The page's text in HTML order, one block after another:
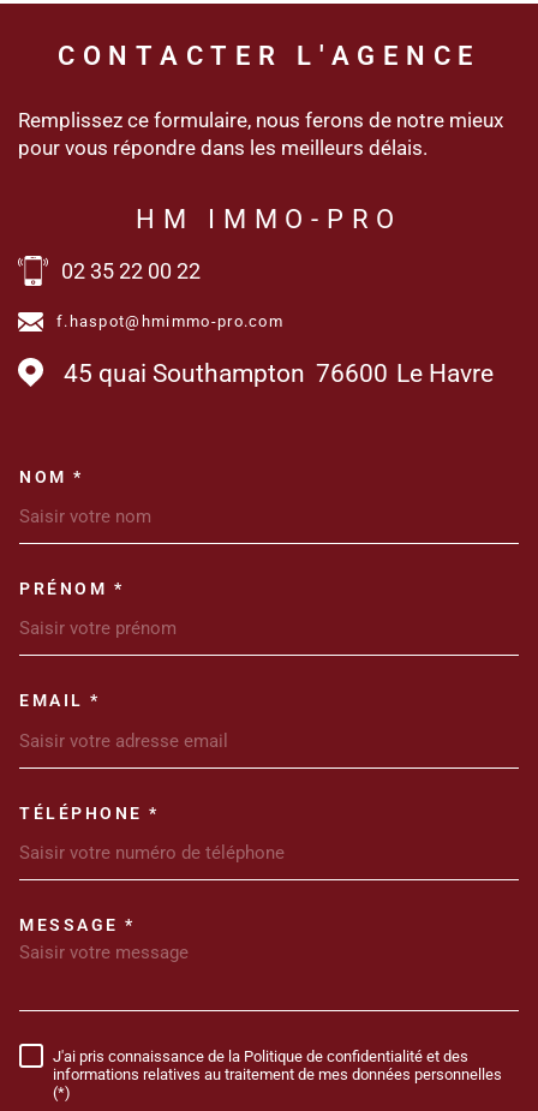
CONTACTER L'AGENCE
Remplissez ce formulaire, nous ferons de notre mieux
pour vous répondre dans les meilleurs délais.
HM IMMO-PRO
02 35 22 00 22
f.haspot@hmimmo-pro.com
45 quai Southampton 76600 Le Havre
NOM *
PRÉNOM *
EMAIL *
TÉLÉPHONE *
TRAD_MELTEM_VOREDEMANDE
MESSAGE *
RÈGLEMENTATION
J'ai pris connaissance de la Politique de confidentialité et des
informations relatives au traitement de mes données personnelles
(*)